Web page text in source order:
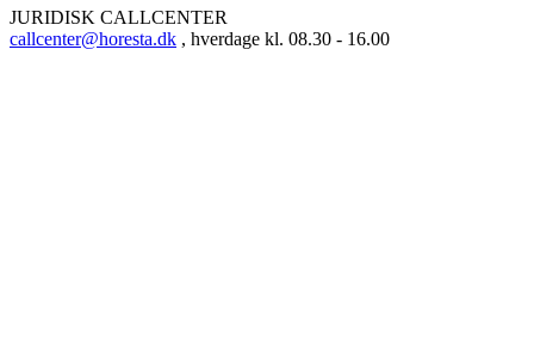
JURIDISK CALLCENTER
callcenter@horesta.dk , hverdage kl. 08.30 - 16.00